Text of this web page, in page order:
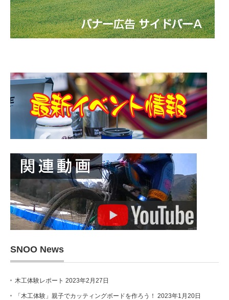
SNOO News
木工体験レポート 2023年2月27日
「木工体験」親子でカッティングボードを作ろう！ 2023年1月20日